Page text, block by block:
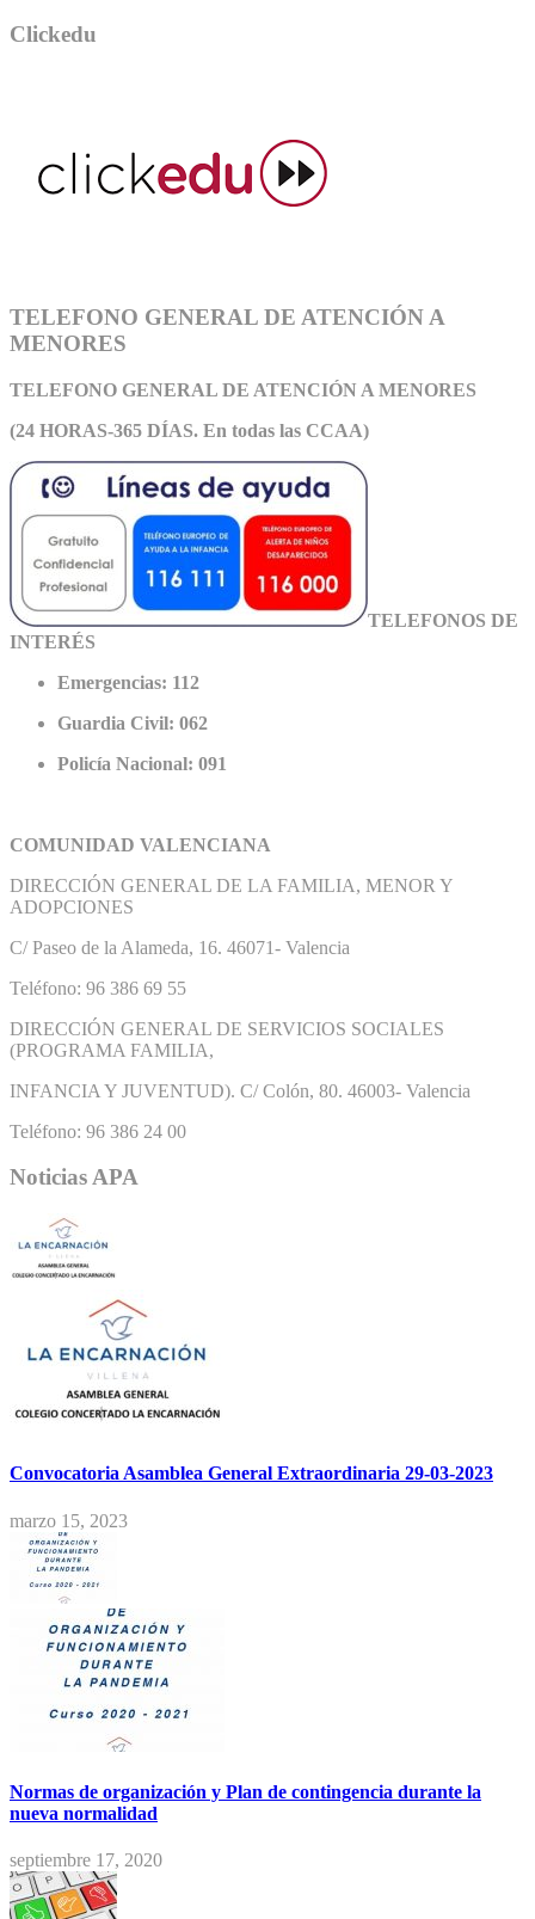
Clickedu
TELEFONO GENERAL DE ATENCIÓN A
MENORES
TELEFONO GENERAL DE ATENCIÓN A MENORES
(24 HORAS-365 DÍAS. En todas las CCAA)
TELEFONOS DE
INTERÉS
Emergencias: 112
Guardia Civil: 062
Policía Nacional: 091
COMUNIDAD VALENCIANA
DIRECCIÓN GENERAL DE LA FAMILIA, MENOR Y
ADOPCIONES
C/ Paseo de la Alameda, 16. 46071- Valencia
Teléfono: 96 386 69 55
DIRECCIÓN GENERAL DE SERVICIOS SOCIALES
(PROGRAMA FAMILIA,
INFANCIA Y JUVENTUD). C/ Colón, 80. 46003- Valencia
Teléfono: 96 386 24 00
Noticias APA
Convocatoria Asamblea General Extraordinaria 29-03-2023
marzo 15, 2023
Normas de organización y Plan de contingencia durante la
nueva normalidad
septiembre 17, 2020